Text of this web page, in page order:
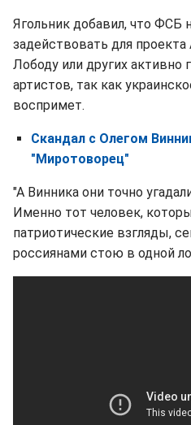
Ягольник добавил, что ФСБ
задействовать для
Лободу или других
артистов, так как
воспримет.
Скандал с Олегом
"Миротоворец"
"А Винника они точно
Именно тот человек,
патриотические взгляды,
россиянами стою в одной